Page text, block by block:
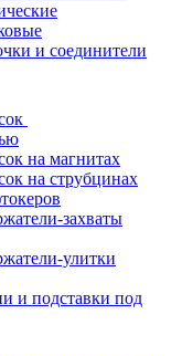
и соединители
на магнитах
на струбцинах
захваты
улитки
и подставки под